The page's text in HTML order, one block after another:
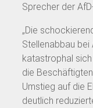
Sprecher der
„Die
Stellenabbau bei
katastrophal
die
Umstieg auf die
deutlich